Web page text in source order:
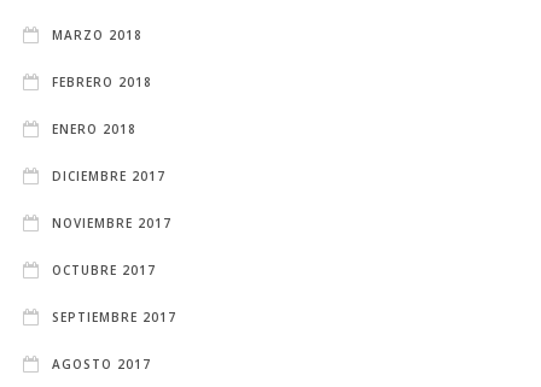
MARZO 2018
FEBRERO 2018
ENERO 2018
DICIEMBRE 2017
NOVIEMBRE 2017
OCTUBRE 2017
SEPTIEMBRE 2017
AGOSTO 2017